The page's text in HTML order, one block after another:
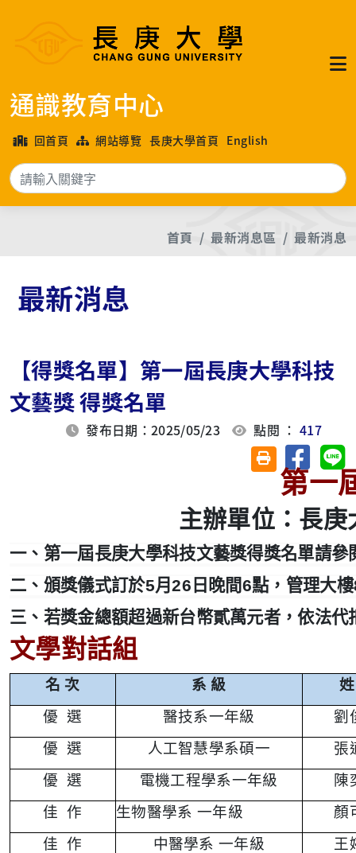
通識教育中心
回首頁 網站導覽 長庚大學首頁 English
搜尋
首頁 最新消息區 最新消息
最新消息
【得獎名單】第一屆長庚大學科技
文藝獎 得獎名單
發布日期：2025/05/23 點閱 ：417
友善列印(另開視
分享至
第一
主辦單位：長庚
一、第一屆長庚大學科技文藝獎得獎名單請參
二、頒獎儀式訂於5月26 日晚間6點，管理大樓
三、若獎金總額超過新台幣貳萬元者，依法代
文學對話組
名 次 系 級
優 選 醫技系一年級
劉
優 選 人工智慧學系碩一
張
優 選 電機工程學系一年級
陳
佳 作 生物醫學系 一年級
顏
佳 作 中醫學系 一年級
王